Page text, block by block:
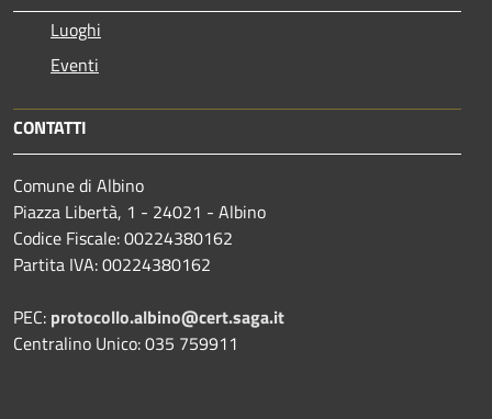
Luoghi
Eventi
CONTATTI
Comune di Albino
Piazza Libertà, 1 - 24021 - Albino
Codice Fiscale: 00224380162
Partita IVA: 00224380162
PEC: protocollo.albino@cert.saga.it
Centralino Unico: 035 759911